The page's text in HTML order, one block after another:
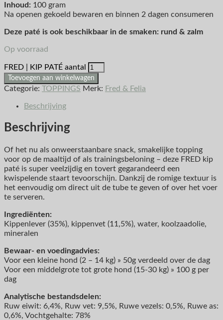
Inhoud: 100 gram
Na openen gekoeld bewaren en binnen 2 dagen consumeren
Deze paté is ook beschikbaar in de smaken: rund & zalm
Op voorraad
FRED | KIP PATÉ aantal
Toevoegen aan winkelwagen
Categorie: TOPPINGS Merk: Fred & Felia
Beschrijving
Beschrijving
Of het nu als onweerstaanbare snack, smakelijke topping
voor op de maaltijd of als trainingsbeloning – deze FRED kip
paté is super veelzijdig en tovert gegarandeerd een
kwispelende staart tevoorschijn. Dankzij de romige textuur is
het eenvoudig om direct uit de tube te geven of over het voer
te serveren.
Ingrediënten:
Kippenlever (35%), kippenvet (11,5%), water, koolzaadolie,
mineralen
Bewaar- en voedingadvies:
Voor een kleine hond (2 – 14 kg) » 50g verdeeld over de dag
Voor een middelgrote tot grote hond (15-30 kg) » 100 g per
dag
Analytische bestandsdelen:
Ruw eiwit: 6,4%, Ruw vet: 9,5%, Ruwe vezels: 0,5%, Ruwe as:
0,6%, Vochtgehalte: 78%